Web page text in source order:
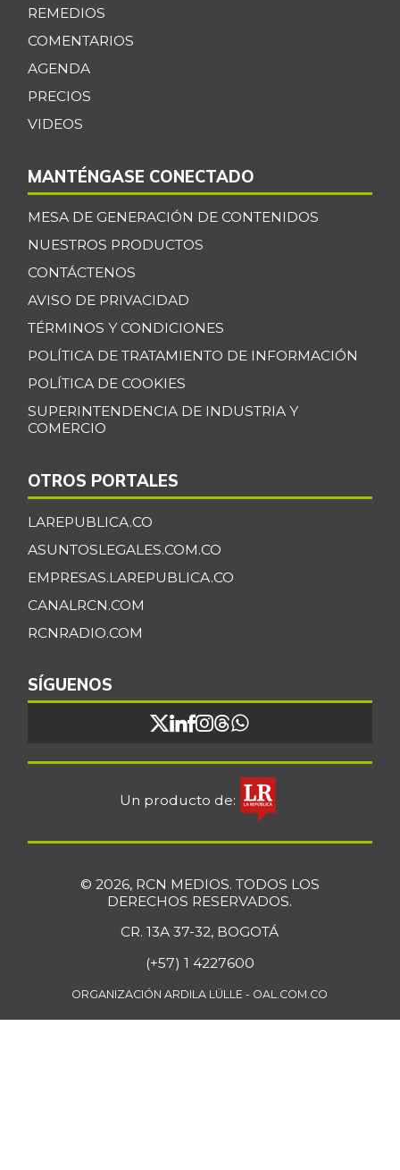
REMEDIOS
COMENTARIOS
AGENDA
PRECIOS
VIDEOS
MANTÉNGASE CONECTADO
MESA DE GENERACIÓN DE CONTENIDOS
NUESTROS PRODUCTOS
CONTÁCTENOS
AVISO DE PRIVACIDAD
TÉRMINOS Y CONDICIONES
POLÍTICA DE TRATAMIENTO DE INFORMACIÓN
POLÍTICA DE COOKIES
SUPERINTENDENCIA DE INDUSTRIA Y
COMERCIO
OTROS PORTALES
LAREPUBLICA.CO
ASUNTOSLEGALES.COM.CO
EMPRESAS.LAREPUBLICA.CO
CANALRCN.COM
RCNRADIO.COM
SÍGUENOS
Un producto de:
© 2026, RCN MEDIOS. TODOS LOS
DERECHOS RESERVADOS.
CR. 13A 37-32, BOGOTÁ
(+57) 1 4227600
ORGANIZACIÓN ARDILA LÜLLE - OAL.COM.CO